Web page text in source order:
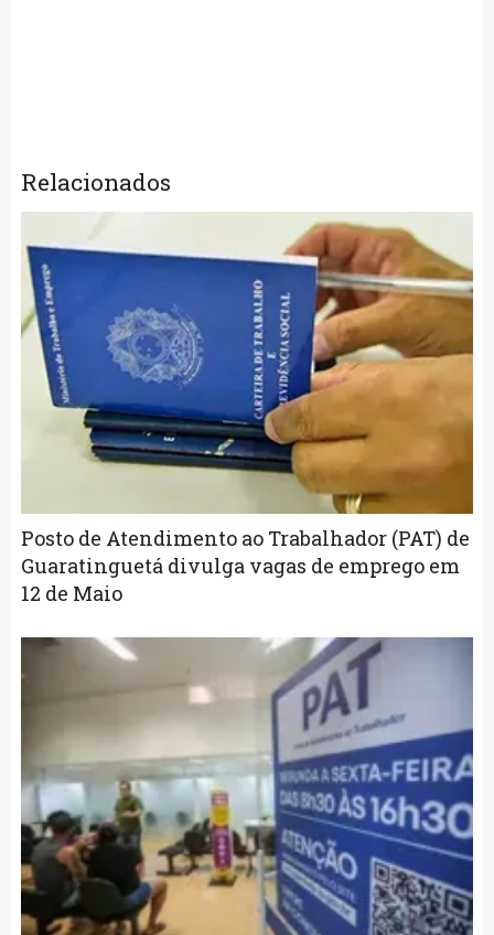
Relacionados
Posto de Atendimento ao Trabalhador (PAT) de
Guaratinguetá divulga vagas de emprego em
12 de Maio